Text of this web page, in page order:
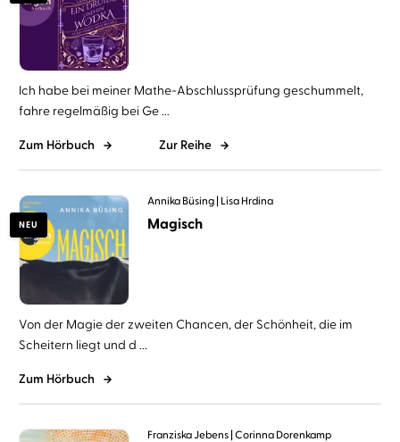
Ich habe bei meiner Mathe-Abschlussprüfung geschummelt,
fahre regelmäßig bei Ge ...
Zum Hörbuch Zur Reihe
NEU
Annika Büsing Lisa Hrdina
Magisch
Von der Magie der zweiten Chancen, der Schönheit, die im
Scheitern liegt und d ...
Zum Hörbuch
Franziska Jebens Corinna Dorenkamp